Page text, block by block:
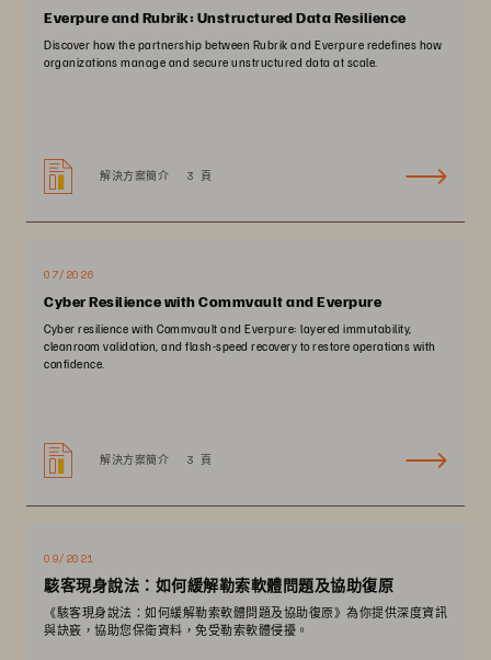
Everpure and Rubrik: Unstructured Data Resilience
Discover how the partnership between Rubrik and Everpure redefines how
organizations manage and secure unstructured data at scale.
解決方案簡介 3 頁
07/2026
Cyber Resilience with Commvault and Everpure
Cyber resilience with Commvault and Everpure: layered immutability,
cleanroom validation, and flash-speed recovery to restore operations with
confidence.
解決方案簡介 3 頁
09/2021
駭客現身說法：如何緩解勒索軟體問題及協助復原
《駭客現身說法：如何緩解勒索軟體問題及協助復原》為你提供深度資訊
與訣竅，協助您保衛資料，免受勒索軟體侵擾。